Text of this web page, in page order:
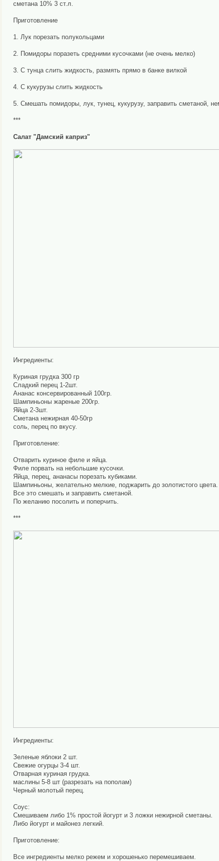
сметана 10% 3 ст.л.
Приготовление
1. Лук порезать полукольцами
2. Помидоры поразеть средними кусочками (не очень мелко)
3. С тунца слить жидкость, размять прямо в банке вилкой
4. С кукурузы слить жидкость
5. Смешать помидоры, лук, тунец, кукурузу, заправить сметаной,
***
Салат "Дамский каприз"
Ингредиенты:
Куриная грудка 300 гр
Сладкий перец 1-2шт.
Ананас консервированный 100гр.
Шампиньоны жареные 200гр.
Яйца 2-3шт.
Сметана нежирная 40-50гр
соль, перец по вкусу.
Приготовление:
Отварить куриное филе и яйца.
Филе порвать на небольшие кусочки.
Яйца, перец, ананасы порезать кубиками.
Шампиньоны, желательно мелкие, поджарить до золотистого цвета.
Все это смешать и заправить сметаной.
По желанию посолить и поперчить.
***
Ингредиенты:
Зеленые яблоки 2 шт.
Свежие огурцы 3-4 шт.
Отварная куриная грудка.
маслины 5-8 шт (разрезать на пополам)
Черный молотый перец.
Соус:
Смешиваем либо 1% простой йогурт и 3 ложки нежирной сметаны.
Либо йогурт и майонез легкий.
Приготовление:
Все ингредиенты мелко режем и хорошенько перемешиваем.